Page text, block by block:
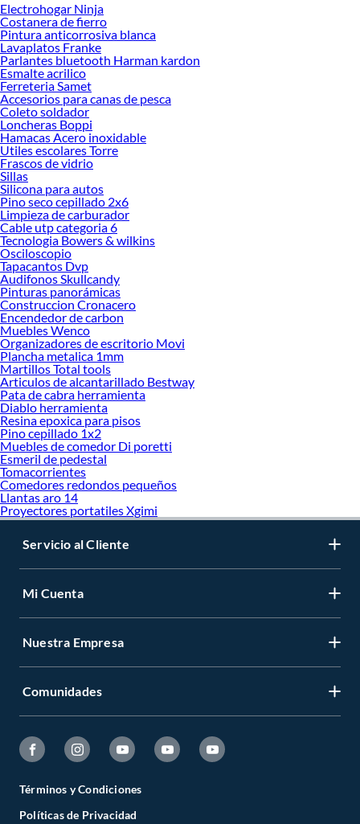
Electrohogar Ninja
Costanera de fierro
Pintura anticorrosiva blanca
Lavaplatos Franke
Parlantes bluetooth Harman kardon
Esmalte acrilico
Ferreteria Samet
Accesorios para canas de pesca
Coleto soldador
Loncheras Boppi
Hamacas Acero inoxidable
Utiles escolares Torre
Frascos de vidrio
Sillas
Silicona para autos
Pino seco cepillado 2x6
Limpieza de carburador
Cable utp categoria 6
Tecnologia Bowers & wilkins
Osciloscopio
Tapacantos Dvp
Audifonos Skullcandy
Pinturas panorámicas
Construccion Cronacero
Encendedor de carbon
Muebles Wenco
Organizadores de escritorio Movi
Plancha metalica 1mm
Martillos Total tools
Articulos de alcantarillado Bestway
Pata de cabra herramienta
Diablo herramienta
Resina epoxica para pisos
Pino cepillado 1x2
Muebles de comedor Di poretti
Esmeril de pedestal
Tomacorrientes
Comedores redondos pequeños
Llantas aro 14
Proyectores portatiles Xgimi
Servicio al Cliente
Mi Cuenta
Nuestra Empresa
Comunidades
Términos y Condiciones
Políticas de Privacidad